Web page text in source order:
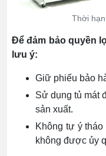
Thời
Để đảm bảo quyền
lưu ý:
Giữ phiếu bảo
Sử dụng tủ mát
sản xuất.
Không tự ý
không được ủy